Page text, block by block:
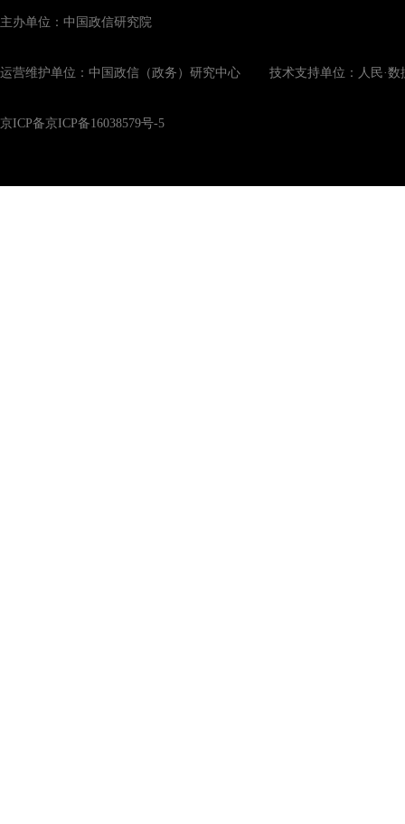
主办单位：中国政信研究院
运营维护单位：中国政信（政务）研究中心 技术支持单位：人民·数
京ICP备京ICP备16038579号-5